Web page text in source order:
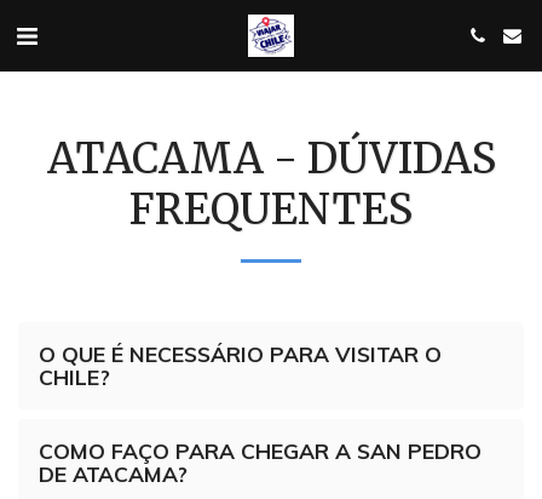
ATACAMA - DÚVIDAS
FREQUENTES
O QUE É NECESSÁRIO PARA VISITAR O
CHILE?
COMO FAÇO PARA CHEGAR A SAN PEDRO
DE ATACAMA?